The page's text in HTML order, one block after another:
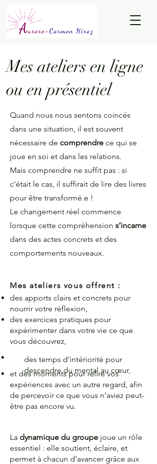
Mes ateliers en ligne
ou en présentiel
Quand nous nous sentons coincés
dans une situation, il est souvent
nécessaire de comprendre ce qui se
joue en soi et dans les relations.
Mais comprendre ne suffit pas : si
c'était le cas, il suffirait de lire des livres
pour être transformé.e !
Le changement réel commence
lorsque cette compréhension s’incarne
dans des actes concrets et des
comportements nouveaux.
Mes ateliers vous offrent :
des apports clairs et concrets pour
nourrir votre réflexion,
des exercices pratiques pour
expérimenter dans votre vie ce que
vous découvrez,​
et des moments pour relire vos
expériences avec un autre regard, afin
de percevoir ce que vous n’aviez peut-
être pas encore vu.
La dynamique du groupe joue un rôle
essentiel : elle soutient, éclaire, et
permet à chacun d’avancer grâce aux
des temps d’intériorité pour
descendre du mental au cœur,